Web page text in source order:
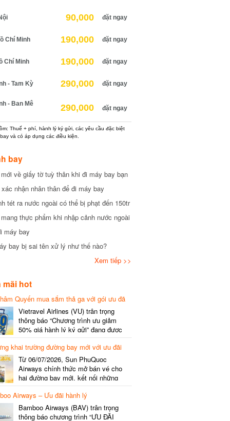
90,000 đặt ngay
Chí Minh 190,000 đặt ngay
Chí Minh 190,000 đặt ngay
- Tam Kỳ 290,000 đặt ngay
- Ban Mê
290,000 đặt ngay
Thuế + phí, hành lý ký gửi, các yêu cầu đặc biệt
và có áp dụng các điều kiện.
bay
về giấy tờ tuỳ thân khi đi máy bay bạn
nhận nhân thân để đi máy bay
tét ra nước ngoài có thể bị phạt đến 150tr
thực phẩm khi nhập cảnh nước ngoài
bay
bay bị sai tên xử lý như thế nào?
Xem tiếp >>
hot
Quyến mua sắm thả ga với gói ưu đã
gói cước
Vietravel Airlines (VU) trân trọng
thông báo “Chương trình ưu giảm
50% giá hành lý ký gửi” đang được
triển khai cho đường bay quốc tế mới
kết nối từ TP. Hồ Chí Minh
(SGN) đi Thâm Quyến – Trung Quốc
(SZX), chi tiết như sau: LỊCH BAY
CHI TIẾT Đường bay SHCB Giờ khởi
hành Giờ đến Tần suất…
khai trường đường bay mới với ưu đãi
Từ 06/07/2026, Sun PhuQuoc
Airways chính thức mở bán vé cho
hai đường bay mới, kết nối những
điểm đến giàu trải nghiệm, giúp hành
khách khám phá vẻ đẹp thiên nhiên
và văn hóa của miền Trung Việt Nam.
Thông tin đường bay mới Đường bay
Airways – Ưu đãi hành lý
Bamboo Airways (BAV) trân trọng
thông báo chương trình “ƯU ĐÃI